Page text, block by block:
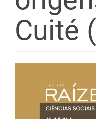
Cuité
lateral